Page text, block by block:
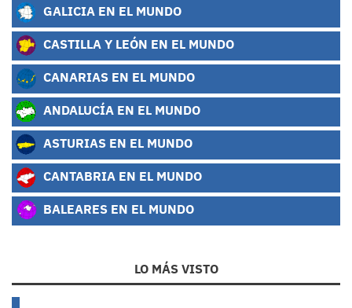
GALICIA EN EL MUNDO
CASTILLA Y LEÓN EN EL MUNDO
CANARIAS EN EL MUNDO
ANDALUCÍA EN EL MUNDO
ASTURIAS EN EL MUNDO
CANTABRIA EN EL MUNDO
BALEARES EN EL MUNDO
LO MÁS VISTO